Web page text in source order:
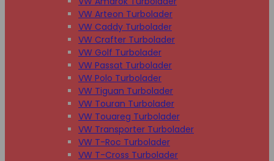
VW Arteon Turbolader
VW Caddy Turbolader
VW Crafter Turbolader
VW Golf Turbolader
VW Passat Turbolader
VW Polo Turbolader
VW Tiguan Turbolader
VW Touran Turbolader
VW Touareg Turbolader
VW Transporter Turbolader
VW T-Roc Turbolader
VW T-Cross Turbolader